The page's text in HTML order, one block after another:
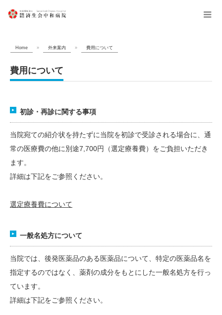
menu
Home » 外来案内 » 費用について
費用について
初診・再診に関する事項
当院宛ての紹介状を持たずに当院を初診で受診される場合に、通
常の医療費の他に別途7,700円（選定療養費）をご負担いただき
ます。
詳細は下記をご参照ください。
選定療養費について
一般名処方について
当院では、後発医薬品のある医薬品について、特定の医薬品名を
指定するのではなく、薬剤の成分をもとにした一般名処方を行っ
ています。
詳細は下記をご参照ください。